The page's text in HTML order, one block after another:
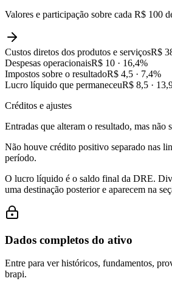
Valores e participação sobre cada R$ 100
Custos diretos dos produtos e serviçosR$
Despesas operacionaisR$ 10 · 16,4%
Impostos sobre o resultadoR$ 4,5 · 7,4%
Lucro líquido que permaneceuR$ 8,5 ·
Créditos e ajustes
Entradas que alteram o resultado, mas não
Não houve crédito positivo separado nas
período.
O lucro líquido é o saldo final da DRE.
uma destinação posterior e aparecem na
Dados completos do ativo
Entre para ver históricos, fundamentos,
brapi.